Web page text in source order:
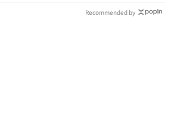
Recommended by